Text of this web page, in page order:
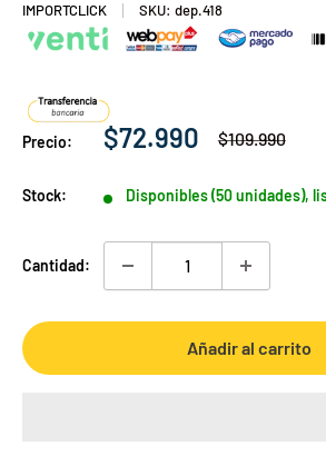
IMPORTCLICK SKU: dep.418
Precio:
Precio
venta
$72.990
Precio
$109.990
Stock: Disponibles (50 unidades),
Cantidad:
Añadir al carrito